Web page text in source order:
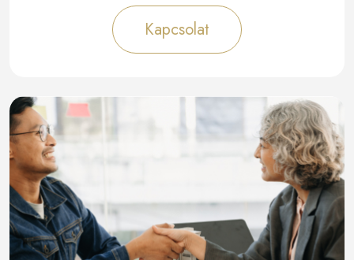
Kapcsolat